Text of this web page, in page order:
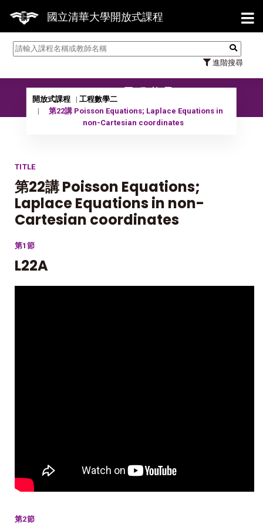
國立清華大學開放式課程
進階搜尋
【
10302 工程數學二
開放式課程
工程數學二
第22講 Poisson Equations; Laplace Equations in
non-Cartesian coordinates
TITLE
第22講 Poisson Equations;
Laplace Equations in non-
Cartesian coordinates
第1節
L22A
第2節